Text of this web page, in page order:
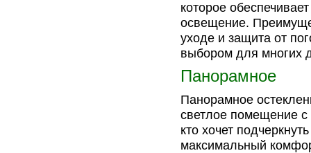
которое
освещение.
уходе и защита от
выбором для многих
Панорамное
Панорамное
светлое помещение
кто хочет
максимальный